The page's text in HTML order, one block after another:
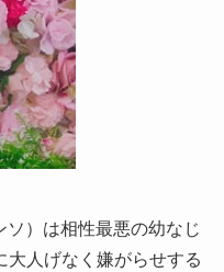
）は相性最悪の幼なじ
人げなく嫌がらせする